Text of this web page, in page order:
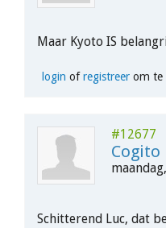
Maar Kyoto IS
login ofregistreerom te
#12677
Cogito
Schitterend Luc, dat